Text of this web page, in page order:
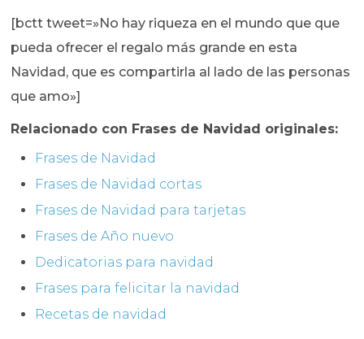
[bctt tweet=»No hay riqueza en el mundo que que
pueda ofrecer el regalo más grande en esta
Navidad, que es compartirla al lado de las personas
que amo»]
Relacionado con Frases de Navidad originales:
Frases de Navidad
Frases de Navidad cortas
Frases de Navidad para tarjetas
Frases de Año nuevo
Dedicatorias para navidad
Frases para felicitar la navidad
Recetas de navidad